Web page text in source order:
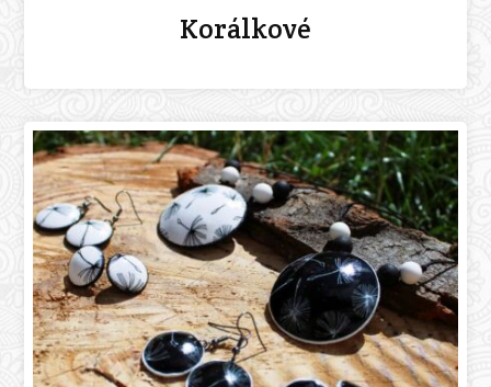
Korálkové